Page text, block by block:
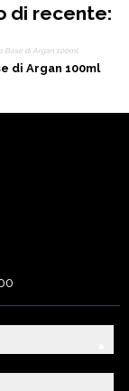
di recente:
di Argan 100ml